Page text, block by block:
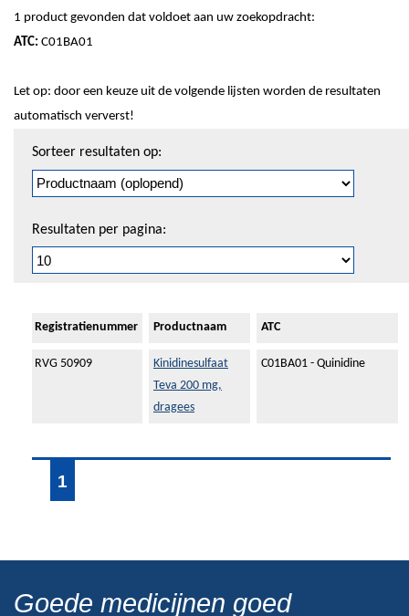
1 product gevonden dat voldoet aan uw zoekopdracht:
ATC: C01BA01
Let op: door een keuze uit de volgende lijsten worden de resultaten
automatisch ververst!
pagineren
Sorteer resultaten op:
Resultaten per pagina:
Registratienummer Productnaam ATC
RVG 50909
Kinidinesulfaat
Teva 200 mg,
dragees
C01BA01 - Quinidine
1
Goede medicijnen goed